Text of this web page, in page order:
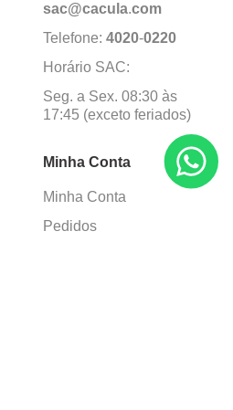
sac@cacula.com
Telefone: 4020-0220
Horário SAC:
Seg. a Sex. 08:30 às
17:45 (exceto feriados)
Minha Conta
Minha Conta
Pedidos